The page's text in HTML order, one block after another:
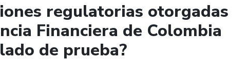
regulatorias otorgadas
Financiera de Colombia
de prueba?